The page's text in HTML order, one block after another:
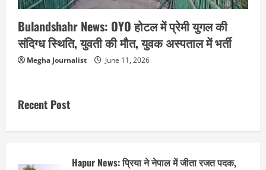
Bulandshahr News: OYO होटल में प्रेमी युगल की
संदिग्ध स्थिति, युवती की मौत, युवक अस्पताल में भर्ती
Megha Journalist June 11, 2026
Recent Post
Hapur News: प्रिया ने नेपाल में जीता रजत पदक,